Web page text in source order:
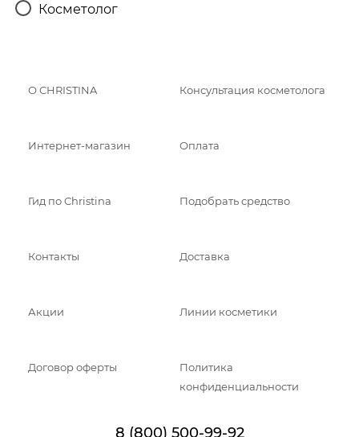
Косметолог
О CHRISTINA Консультация косметолога
Интернет-магазин Оплата
Гид по Christina Подобрать средство
Контакты Доставка
Акции Линии косметики
Договор оферты
Политика
конфиденциальности
8 (800) 500-99-92